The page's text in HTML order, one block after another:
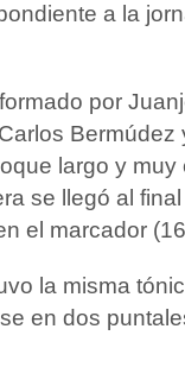
a la
por
Bermúdez
largo y muy
se llegó al
el marcador
la misma
en dos